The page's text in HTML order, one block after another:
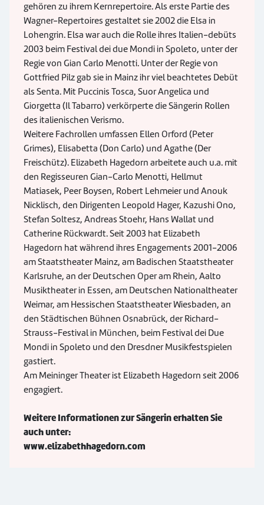
gehören zu ihrem Kernrepertoire. Als erste Partie des
Wagner-Repertoires gestaltet sie 2002 die Elsa in
Lohengrin. Elsa war auch die Rolle ihres Italien-debüts
2003 beim Festival dei due Mondi in Spoleto, unter der
Regie von Gian Carlo Menotti. Unter der Regie von
Gottfried Pilz gab sie in Mainz ihr viel beachtetes Debüt
als Senta. Mit Puccinis Tosca, Suor Angelica und
Giorgetta (Il Tabarro) verkörperte die Sängerin Rollen
des italienischen Verismo.
Weitere Fachrollen umfassen Ellen Orford (Peter
Grimes), Elisabetta (Don Carlo) und Agathe (Der
Freischütz). Elizabeth Hagedorn arbeitete auch u.a. mit
den Regisseuren Gian-Carlo Menotti, Hellmut
Matiasek, Peer Boysen, Robert Lehmeier und Anouk
Nicklisch, den Dirigenten Leopold Hager, Kazushi Ono,
Stefan Soltesz, Andreas Stoehr, Hans Wallat und
Catherine Rückwardt. Seit 2003 hat Elizabeth
Hagedorn hat während ihres Engagements 2001-2006
am Staatstheater Mainz, am Badischen Staatstheater
Karlsruhe, an der Deutschen Oper am Rhein, Aalto
Musiktheater in Essen, am Deutschen Nationaltheater
Weimar, am Hessischen Staatstheater Wiesbaden, an
den Städtischen Bühnen Osnabrück, der Richard-
Strauss-Festival in München, beim Festival dei Due
Mondi in Spoleto und den Dresdner Musikfestspielen
gastiert.
Am Meininger Theater ist Elizabeth Hagedorn seit 2006
engagiert.
Weitere Informationen zur Sängerin erhalten Sie
auch unter:
www.elizabethhagedorn.com